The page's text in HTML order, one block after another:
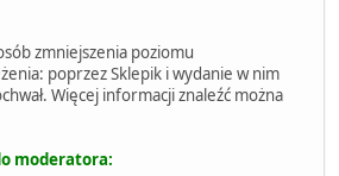
zmniejszenia poziomu
poprzez Sklepik i wydanie w nim
Więcej informacji znaleźć można
moderatora: